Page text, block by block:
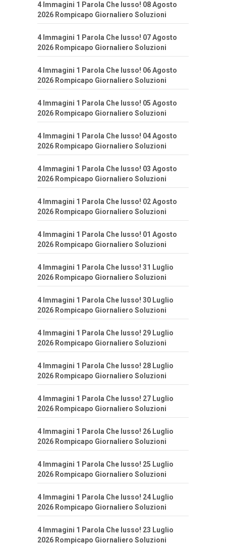
4 Immagini 1 Parola Che lusso! 08 Agosto
2026 Rompicapo Giornaliero Soluzioni
4 Immagini 1 Parola Che lusso! 07 Agosto
2026 Rompicapo Giornaliero Soluzioni
4 Immagini 1 Parola Che lusso! 06 Agosto
2026 Rompicapo Giornaliero Soluzioni
4 Immagini 1 Parola Che lusso! 05 Agosto
2026 Rompicapo Giornaliero Soluzioni
4 Immagini 1 Parola Che lusso! 04 Agosto
2026 Rompicapo Giornaliero Soluzioni
4 Immagini 1 Parola Che lusso! 03 Agosto
2026 Rompicapo Giornaliero Soluzioni
4 Immagini 1 Parola Che lusso! 02 Agosto
2026 Rompicapo Giornaliero Soluzioni
4 Immagini 1 Parola Che lusso! 01 Agosto
2026 Rompicapo Giornaliero Soluzioni
4 Immagini 1 Parola Che lusso! 31 Luglio
2026 Rompicapo Giornaliero Soluzioni
4 Immagini 1 Parola Che lusso! 30 Luglio
2026 Rompicapo Giornaliero Soluzioni
4 Immagini 1 Parola Che lusso! 29 Luglio
2026 Rompicapo Giornaliero Soluzioni
4 Immagini 1 Parola Che lusso! 28 Luglio
2026 Rompicapo Giornaliero Soluzioni
4 Immagini 1 Parola Che lusso! 27 Luglio
2026 Rompicapo Giornaliero Soluzioni
4 Immagini 1 Parola Che lusso! 26 Luglio
2026 Rompicapo Giornaliero Soluzioni
4 Immagini 1 Parola Che lusso! 25 Luglio
2026 Rompicapo Giornaliero Soluzioni
4 Immagini 1 Parola Che lusso! 24 Luglio
2026 Rompicapo Giornaliero Soluzioni
4 Immagini 1 Parola Che lusso! 23 Luglio
2026 Rompicapo Giornaliero Soluzioni